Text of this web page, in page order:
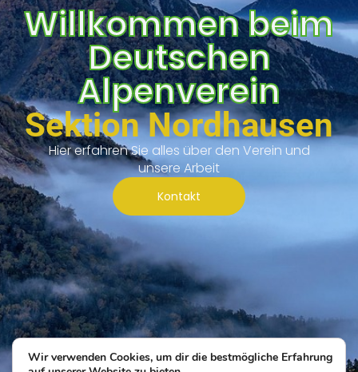
Willkommen beim
Deutschen
Alpenverein
Sektion Nordhausen
Hier erfahren Sie alles über den Verein und
unsere Arbeit
Kontakt
Wir verwenden Cookies, um dir die bestmögliche Erfahrung